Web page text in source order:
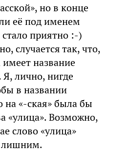
но в конце
её под именем
приятно :-)
случается так, что,
название
Я, лично, нигде
в названии
на «-ская» была бы
«улица». Возможно,
слово «улица»
лишним.